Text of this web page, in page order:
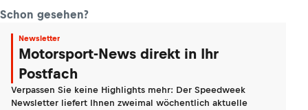
Schon gesehen?
Newsletter
Motorsport-News direkt in Ihr
Postfach
Verpassen Sie keine Highlights mehr: Der Speedweek
Newsletter liefert Ihnen zweimal wöchentlich aktuelle